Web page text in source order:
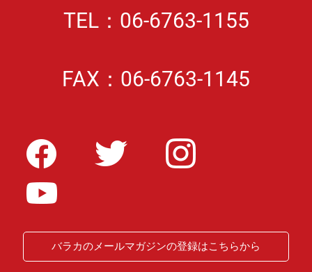
TEL：06-6763-1155
FAX：06-6763-1145
バラカのメールマガジンの登録はこちらから